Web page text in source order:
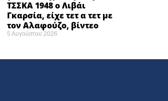
ΤΣΣΚΑ 1948 ο Λιβάι
Γκαρσία, είχε τετ α τετ με
τον Αλαφούζο, βίντεο
5 Αυγούστου 2026